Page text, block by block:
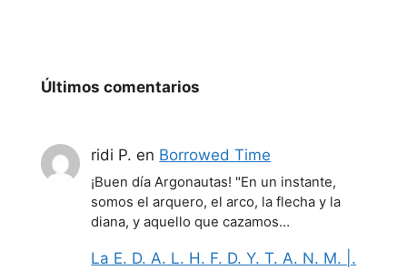
Últimos comentarios
ridi P. en Borrowed Time
¡Buen día Argonautas! "En un instante,
somos el arquero, el arco, la flecha y la
diana, y aquello que cazamos…
La E. D. A. L. H. F. D. Y. T. A. N. M. |.